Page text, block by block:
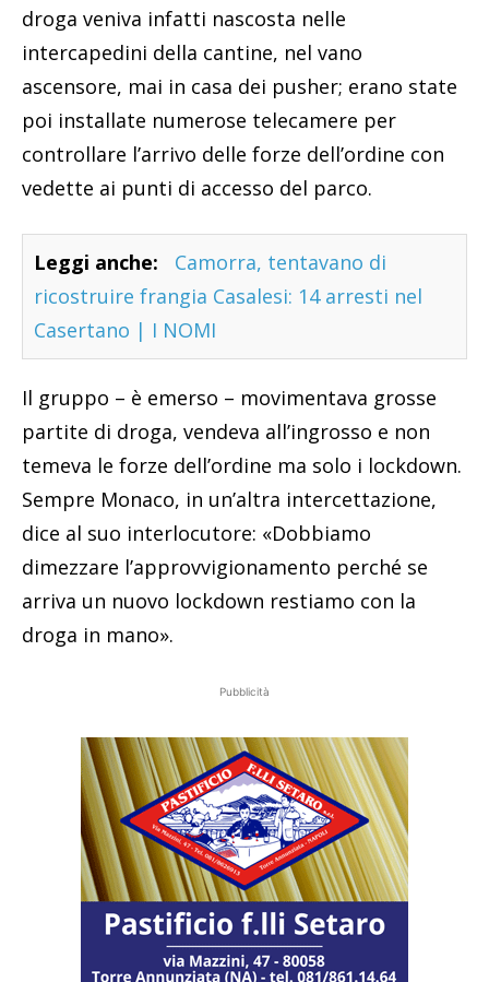
droga veniva infatti nascosta nelle
intercapedini della cantine, nel vano
ascensore, mai in casa dei pusher; erano state
poi installate numerose telecamere per
controllare l’arrivo delle forze dell’ordine con
vedette ai punti di accesso del parco.
Leggi anche:
Camorra, tentavano di
ricostruire frangia Casalesi: 14 arresti nel
Casertano | I NOMI
Il gruppo – è emerso – movimentava grosse
partite di droga, vendeva all’ingrosso e non
temeva le forze dell’ordine ma solo i lockdown.
Sempre Monaco, in un’altra intercettazione,
dice al suo interlocutore: «Dobbiamo
dimezzare l’approvvigionamento perché se
arriva un nuovo lockdown restiamo con la
droga in mano».
Pubblicità